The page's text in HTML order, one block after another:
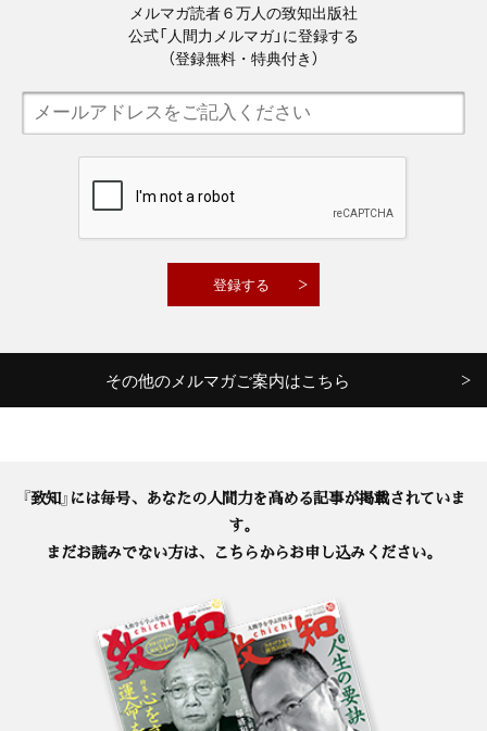
メルマガ読者６万人の致知出版社
公式「人間力メルマガ」に登録する
（登録無料・特典付き）
その他のメルマガご案内はこちら
『致知』には毎号、あなたの人間力を高める記事が掲載されていま
す。
まだお読みでない方は、こちらからお申し込みください。